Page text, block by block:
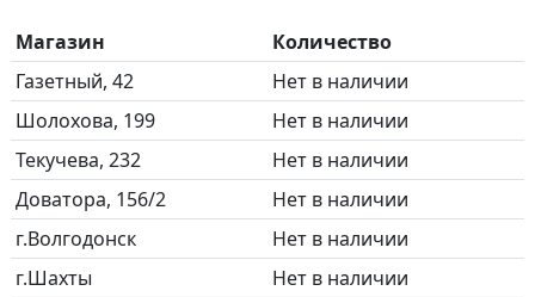
Магазин
Количество
Газетный, 42
Нет в наличии
Шолохова, 199
Нет в наличии
Текучева, 232
Нет в наличии
Доватора, 156/2
Нет в наличии
г.Волгодонск
Нет в наличии
г.Шахты
Нет в наличии